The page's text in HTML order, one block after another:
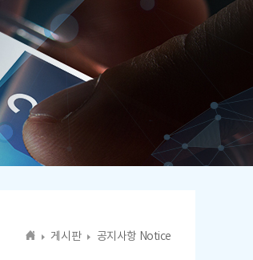
게시판 공지사항 Notice